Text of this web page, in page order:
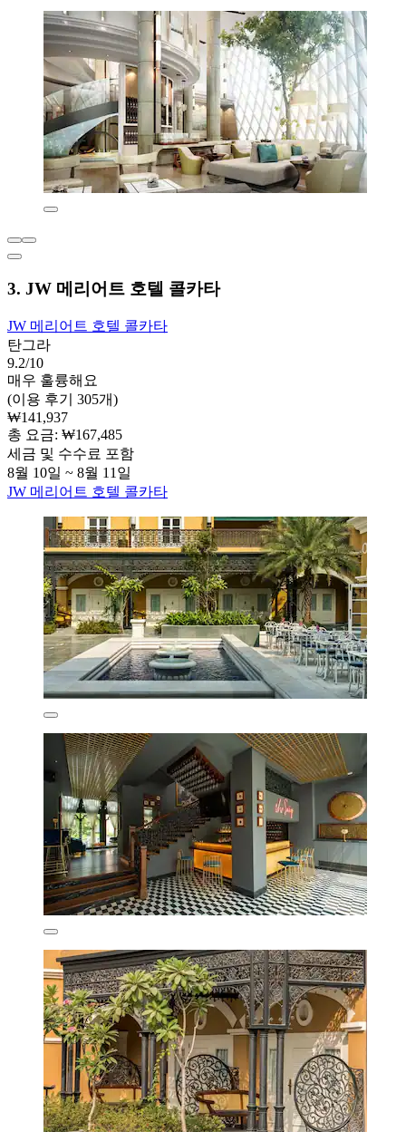
3. JW 메리어트 호텔 콜카타
JW 메리어트 호텔 콜카타
탄그라
9.2/10
매우 훌륭해요
(이용 후기 305개)
₩141,937
총 요금: ₩167,485
세금 및 수수료 포함
8월 10일 ~ 8월 11일
JW 메리어트 호텔 콜카타